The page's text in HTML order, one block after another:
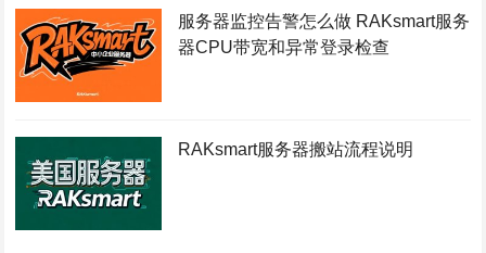
服务器监控告警怎么做 RAKsmart服务
器CPU带宽和异常登录检查
RAKsmart服务器搬站流程说明